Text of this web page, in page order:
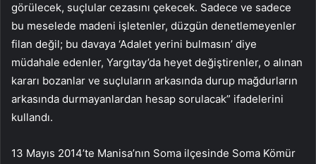
görülecek, suçlular cezasını çekecek. Sadece ve sadece
bu meselede madeni işletenler, düzgün denetlemeyenler
filan değil; bu davaya ‘Adalet yerini bulmasın’ diye
müdahale edenler, Yargıtay’da heyet değiştirenler, o alınan
kararı bozanlar ve suçluların arkasında durup mağdurların
arkasında durmayanlardan hesap sorulacak” ifadelerini
kullandı.
13 Mayıs 2014’te Manisa’nın Soma ilçesinde Soma Kömür